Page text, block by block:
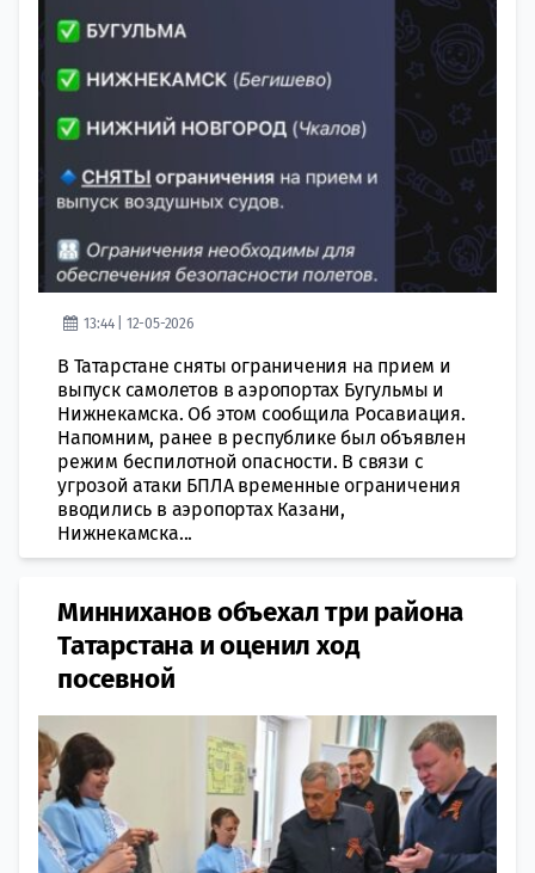
13:44 | 12-05-2026
В Татарстане сняты ограничения на прием и
выпуск самолетов в аэропортах Бугульмы и
Нижнекамска. Об этом сообщила Росавиация.
Напомним, ранее в республике был объявлен
режим беспилотной опасности. В связи с
угрозой атаки БПЛА временные ограничения
вводились в аэропортах Казани,
Нижнекамска...
Минниханов объехал три района
Татарстана и оценил ход
посевной